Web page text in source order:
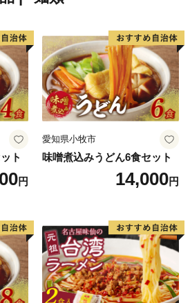
ト
円
愛知県小牧市
味噌煮込みうどん6食セット
14,000円